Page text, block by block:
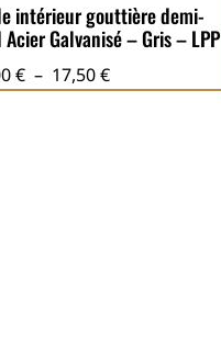
intérieur gouttière demi-
Acier Galvanisé – Gris – LPP
€ – 17,50€Plage